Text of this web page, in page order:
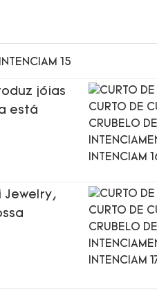
jóias
está
Jewelry,